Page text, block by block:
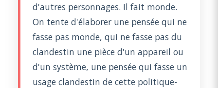
d'autres personnages. Il fait monde.
On tente d'élaborer une pensée qui ne
fasse pas monde, qui ne fasse pas du
clandestin une pièce d'un appareil ou
d'un système, une pensée qui fasse un
usage clandestin de cette politique-